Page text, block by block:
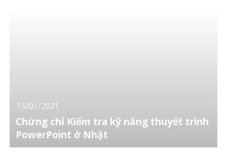
15/01/2021
Chứng chỉ Kiểm tra kỹ năng thuyết trình
PowerPoint ở Nhật